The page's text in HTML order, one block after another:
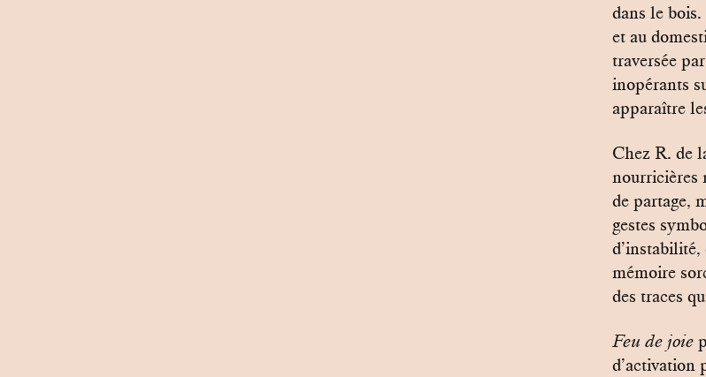
dans le
et au
traversée
inopérants
apparaître
Chez R. de
nourricières
de partage,
gestes
d’instabilité,
mémoire
des traces
Feu de joie
d’activation